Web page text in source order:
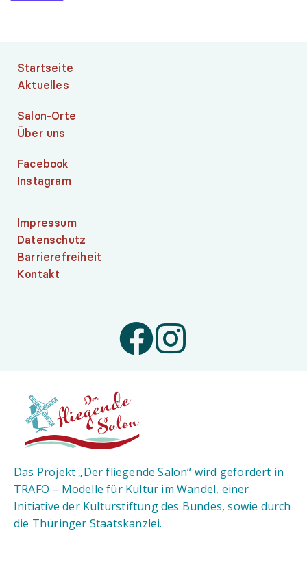
Startseite
Aktuelles
Salon-Orte
Über uns
Facebook
Instagram
Impressum
Datenschutz
Barrierefreiheit
Kontakt
Das Projekt „Der fliegende Salon“ wird gefördert in
TRAFO – Modelle für Kultur im Wandel, einer
Initiative der Kulturstiftung des Bundes, sowie durch
die Thüringer Staatskanzlei.